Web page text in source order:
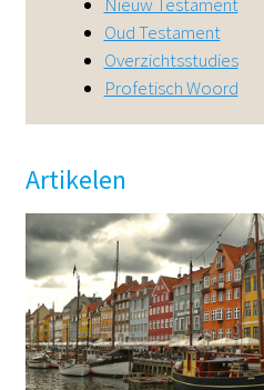
Oud Testament
Overzichtsstudies
Profetisch Woord
Artikelen